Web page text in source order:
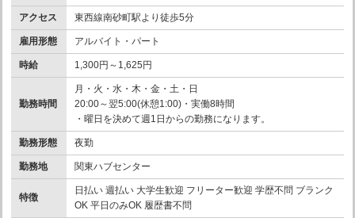
アクセス 東西線南砂町駅より徒歩5分
雇用形態 アルバイト・パート
時給 1,300円～1,625円
勤務時間
月・火・水・木・金・土・日
20:00～翌5:00(休憩1:00)・実働8時間
・曜日を決めて週1日からの勤務になります。
勤務形態 夜勤
勤務地 関東ハブセンター
特徴
日払い 週払い 大学生歓迎 フリーター歓迎 学歴不問 ブランク
OK 平日のみOK 履歴書不問